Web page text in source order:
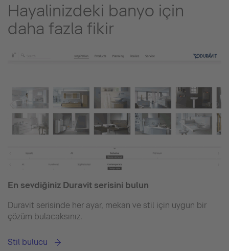
Hayalinizdeki banyo için
daha fazla fikir
En sevdiğiniz Duravit serisini bulun
Duravit serisinde her ayar, mekan ve stil için uygun bir
çözüm bulacaksınız.
Stil bulucu